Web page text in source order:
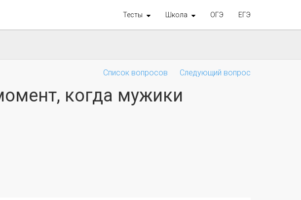
Тесты Школа ОГЭ ЕГЭ
Список вопросов Следующий вопрос
когда мужики